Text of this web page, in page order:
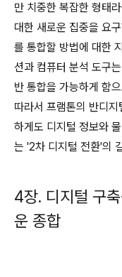
만 치중한 복잡한 형태
대한 새로운 집중을 요
를 통합할 방법에 대한
션과 컴퓨터 분석 도구
반 통합을 가능하게 함
따라서 프램톤의 반디
하게도 디지털 정보와
는 '2차 디지털 전환'의
4장. 디지털 구
운 종합